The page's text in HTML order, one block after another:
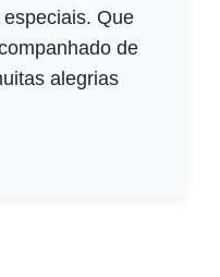
Que
de
alegrias